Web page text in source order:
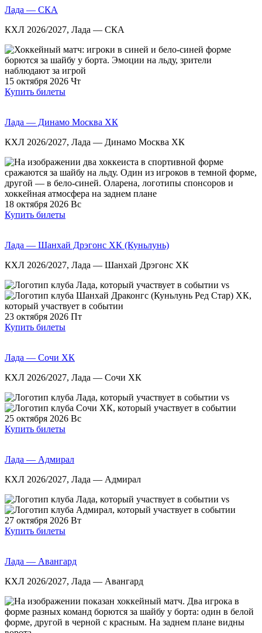
Лада — СКА
КХЛ 2026/2027, Лада — СКА
15 октября 2026 Чт
Купить билеты
Лада — Динамо Москва ХК
КХЛ 2026/2027, Лада — Динамо Москва ХК
18 октября 2026 Вс
Купить билеты
Лада — Шанхай Дрэгонс ХК (Куньлунь)
КХЛ 2026/2027, Лада — Шанхай Дрэгонс ХК
vs
23 октября 2026 Пт
Купить билеты
Лада — Сочи ХК
КХЛ 2026/2027, Лада — Сочи ХК
vs
25 октября 2026 Вс
Купить билеты
Лада — Адмирал
КХЛ 2026/2027, Лада — Адмирал
vs
27 октября 2026 Вт
Купить билеты
Лада — Авангард
КХЛ 2026/2027, Лада — Авангард